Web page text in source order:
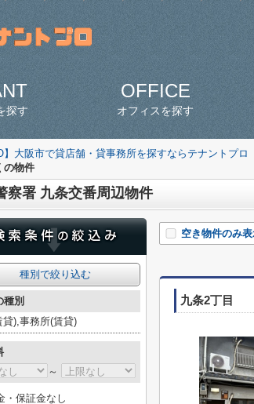
探す
OFFICE
オフィスを探す
】大阪市で貸店舗・貸事務所を探すならテナントプロ
の物件
察署 九条交番周辺物件
空き物件のみ
九条2丁目
種別で絞り込む
種別
貸),事務所(賃貸)
～
・保証金なし